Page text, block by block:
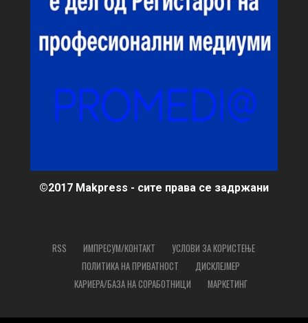
©2017 Makpress - сите права се задржани
RSS ИМПРЕСУМ/КОНТАКТ
УСЛОВИ ЗА КОРИСТЕЊЕ
ПОЛИТИКА НА ПРИВАТНОСТ
ДИСКЛЕЈМЕР
КАРИЕРА/БАЗА НА СОРАБОТНИЦИ
МАРКЕТИНГ